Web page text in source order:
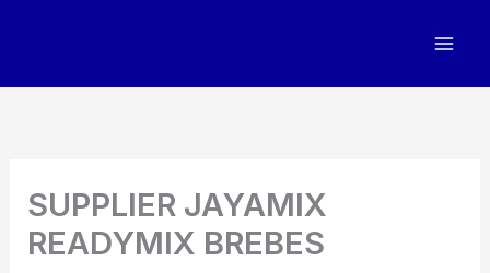
SUPPLIER JAYAMIX
READYMIX BREBES